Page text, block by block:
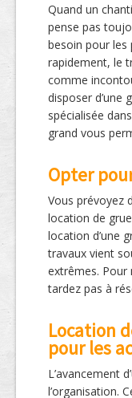
Quand un
pense pas
besoin pour les
rapidement, le
comme
disposer d’une
spécialisée
grand vous
Opter
Vous prévoyez
location de
location d’une
travaux vient
extrêmes. Pour
tardez pas à
Location
pour les
L’avancement
l’organisation.